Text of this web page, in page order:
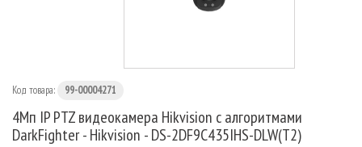
Код товара: 99-00004271
4Мп IP PTZ видеокамера Hikvision с алгоритмами
DarkFighter - Hikvision - DS-2DF9C435IHS-DLW(T2)